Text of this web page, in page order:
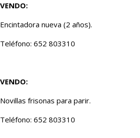
VENDO:
Encintadora nueva (2 años).
Teléfono: 652 803310
VENDO:
Novillas frisonas para parir.
Teléfono: 652 803310